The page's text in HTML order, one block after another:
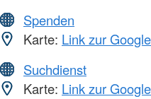
Spenden
Karte: Link zur
Suchdienst
Karte: Link zur